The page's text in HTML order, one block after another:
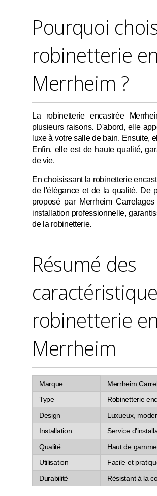
Pourquoi
robinetterie
Merrheim ?
La robinetterie encastrée
plusieurs raisons. D'abord, elle
luxe à votre salle de bain. Ensuite,
Enfin, elle est de haute qualité,
de vie.
En choisissant la robinetterie
de l'élégance et de la qualité. De
proposé par Merrheim
installation professionnelle,
de la robinetterie.
Résumé des
robinetterie
Merrheim
Marque
Merrheim
Type
Robinetterie
Design
Luxueux,
Installation
Service
Qualité
Haut de gamme
Utilisation
Facile et
Durabilité
Résistant à la